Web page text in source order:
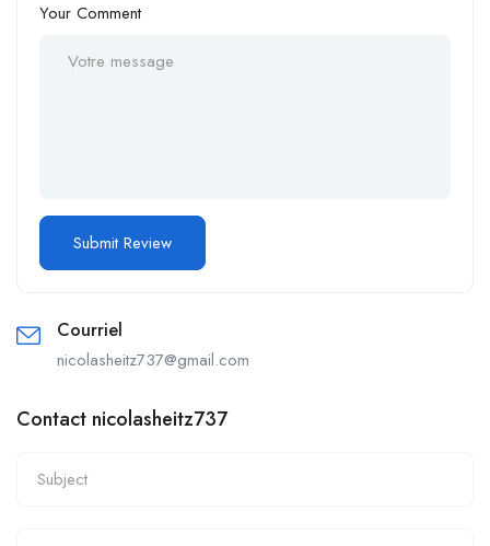
Your Comment
Courriel
nicolasheitz737@gmail.com
Contact nicolasheitz737